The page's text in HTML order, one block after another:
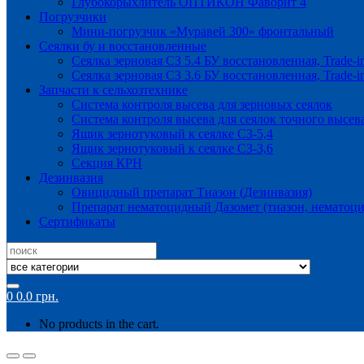
Погрузчики
Мини-погрузчик «Муравей 300» фронтальный
Сеялки бу и восстановленные
Сеялка зерновая СЗ 5.4 БУ восстановленная, Trade-
Сеялка зерновая СЗ 3.6 БУ восстановленная, Trade-
Запчасти к сельхозтехнике
Система контроля высева для зерновых сеялок
Система контроля высева для сеялок точного
Ящик зернотуковый к сеялке СЗ-5,4
Ящик зернотуковый к сеялке СЗ-3,6
Секция КРН
Дезинвазия
Овицидный препарат Тиазон (Дезинвазия)
Препарат нематоцидный Дазомет (тиазон,
Сертификаты
Search
for:
0 0.0 грн.
No products in the cart.